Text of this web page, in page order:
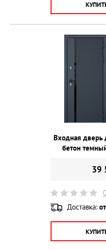
Входная
бетон
39
Доставка: